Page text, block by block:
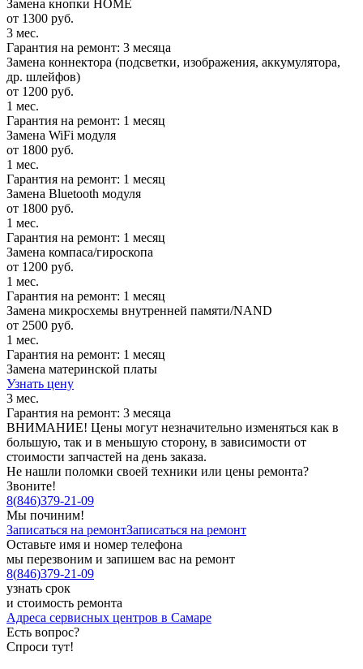
Замена кнопки HOME
от 1300 руб.
3 мес.
Гарантия на ремонт: 3 месяца
Замена коннектора (подсветки, изображения, аккумулятора,
др. шлейфов)
от 1200 руб.
1 мес.
Гарантия на ремонт: 1 месяц
Замена WiFi модуля
от 1800 руб.
1 мес.
Гарантия на ремонт: 1 месяц
Замена Bluetooth модуля
от 1800 руб.
1 мес.
Гарантия на ремонт: 1 месяц
Замена компаса/гироскопа
от 1200 руб.
1 мес.
Гарантия на ремонт: 1 месяц
Замена микросхемы внутренней памяти/NAND
от 2500 руб.
1 мес.
Гарантия на ремонт: 1 месяц
Замена материнской платы
Узнать цену
3 мес.
Гарантия на ремонт: 3 месяца
ВНИМАНИЕ! Цены могут незначительно изменяться как в
большую, так и в меньшую сторону, в зависимости от
стоимости запчастей на день заказа.
Не нашли поломки своей техники или цены ремонта?
Звоните!
8(846)379-21-09
Мы починим!
Записаться на ремонтЗаписаться на ремонт
Оставьте имя и номер телефона
мы перезвоним и запишем вас на ремонт
8(846)379-21-09
узнать срок
и стоимость ремонта
Адреса сервисных центров в Самаре
Есть вопрос?
Спроси тут!